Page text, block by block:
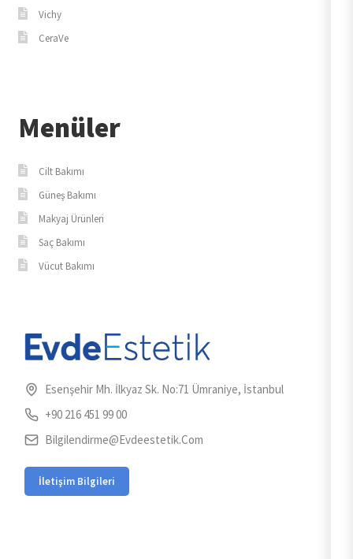
Vichy
CeraVe
Menüler
Cilt Bakımı
Güneş Bakımı
Makyaj Ürünleri
Saç Bakımı
Vücut Bakımı
Esenşehir Mh. İlkyaz Sk. No:71 Ümraniye, İstanbul
+90 216 451 99 00
Bilgilendirme@evdeestetik.com
İletişim Bilgileri